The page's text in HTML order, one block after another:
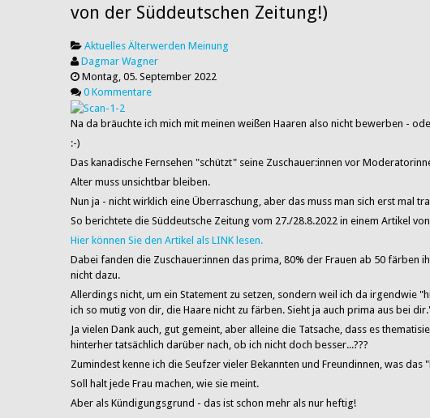
von der Süddeutschen Zeitung!)
Aktuelles Älterwerden Meinung
Dagmar Wagner
Montag, 05. September 2022
0 Kommentare
Na da bräuchte ich mich mit meinen weißen Haaren also nicht bewerben -
:-)
Das kanadische Fernsehen "schützt" seine Zuschauer:innen vor
Alter muss unsichtbar bleiben.
Nun ja - nicht wirklich eine Überraschung, aber das muss man sich erst mal
So berichtete die Süddeutsche Zeitung vom 27./28.8.2022 in einem Artikel
Hier können Sie den Artikel als LINK lesen.
Dabei fanden die Zuschauer:innen das prima, 80% der Frauen ab 50 färben
nicht dazu.
Allerdings nicht, um ein Statement zu setzen, sondern weil ich da irgendwie
ich so mutig von dir, die Haare nicht zu färben. Sieht ja auch prima aus bei
Ja vielen Dank auch, gut gemeint, aber alleine die Tatsache, dass es
hinterher tatsächlich darüber nach, ob ich nicht doch besser...???
Zumindest kenne ich die Seufzer vieler Bekannten und Freundinnen, was das
Soll halt jede Frau machen, wie sie meint.
Aber als Kündigungsgrund - das ist schon mehr als nur heftig!